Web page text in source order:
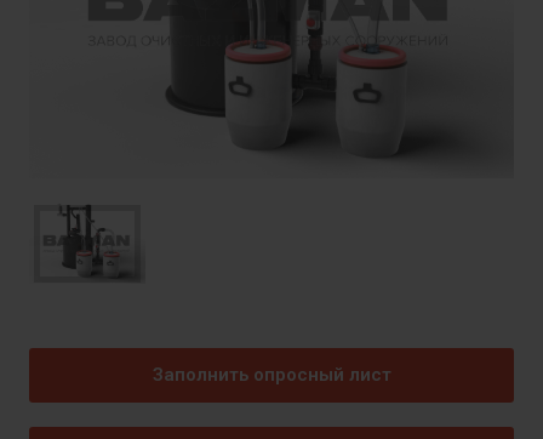
Заполнить опросный лист